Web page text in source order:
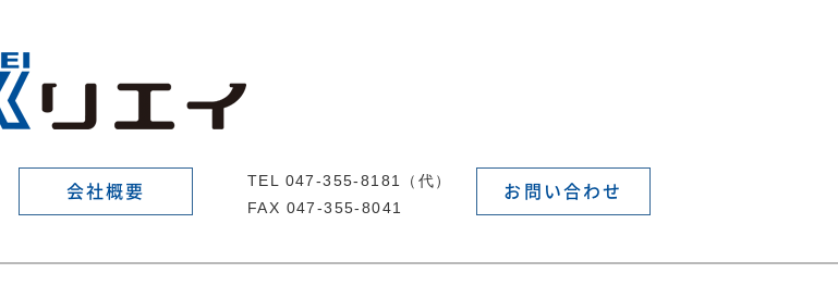
会社概要
TEL 047-355-8181（代）
FAX 047-355-8041
お問い合わせ